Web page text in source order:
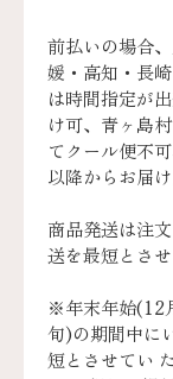
前払いの場合
媛・高知・長
は時間指定が
け可、青ヶ島
てクール便不
以降からお届け
商品発送は注
送を最短とさ
※年末年始(12
旬)の期間中に
短とさせてい